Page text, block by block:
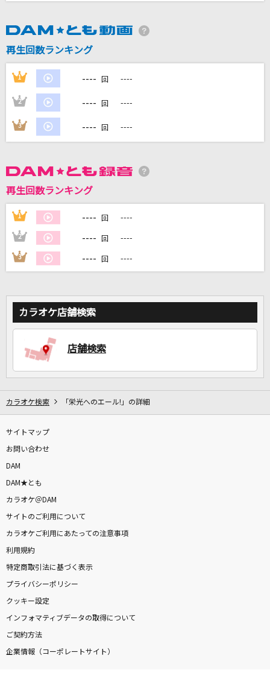
TK from 凛として時雨
DAMに会員登録・ログインして
カラオケをもっと楽しもう！
自宅でカラオケ歌い放題！
家族や友達と一緒に！練習にも！
再生回数ランキング
1 ---- 回 ----
2 ---- 回 ----
3 ---- 回 ----
再生回数ランキング
1 ---- 回 ----
2 ---- 回 ----
3 ---- 回 ----
カラオケ店舗検索
店舗検索
カラオケ検索 「栄光へのエール!」の詳細
サイトマップ
お問い合わせ
DAM
DAM★とも
カラオケ＠DAM
サイトのご利用について
カラオケご利用にあたっての注意事項
利用規約
特定商取引法に基づく表示
プライバシーポリシー
クッキー設定
インフォマティブデータの取得について
ご契約方法
企業情報（コーポレートサイト）